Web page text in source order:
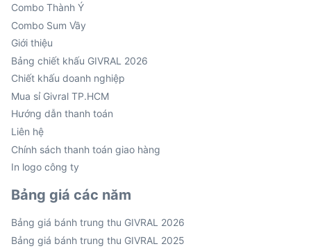
Combo Thành Ý
Combo Sum Vầy
Giới thiệu
Bảng chiết khấu GIVRAL 2026
Chiết khấu doanh nghiệp
Mua sỉ Givral TP.HCM
Hướng dẫn thanh toán
Liên hệ
Chính sách thanh toán giao hàng
In logo công ty
Bảng giá các năm
Bảng giá bánh trung thu GIVRAL 2026
Bảng giá bánh trung thu GIVRAL 2025